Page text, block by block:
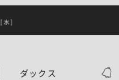
[水]
ダックス